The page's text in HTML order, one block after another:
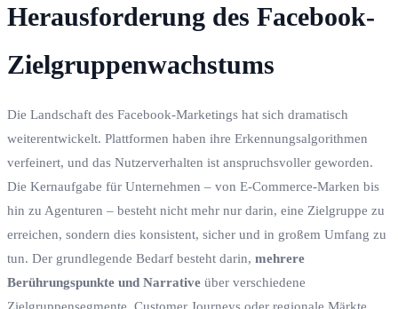
Herausforderung des Facebook-
Zielgruppenwachstums
Die Landschaft des Facebook-Marketings hat sich dramatisch
weiterentwickelt. Plattformen haben ihre Erkennungsalgorithmen
verfeinert, und das Nutzerverhalten ist anspruchsvoller geworden.
Die Kernaufgabe für Unternehmen – von E-Commerce-Marken bis
hin zu Agenturen – besteht nicht mehr nur darin, eine Zielgruppe zu
erreichen, sondern dies konsistent, sicher und in großem Umfang zu
tun. Der grundlegende Bedarf besteht darin, mehrere
Berührungspunkte und Narrative über verschiedene